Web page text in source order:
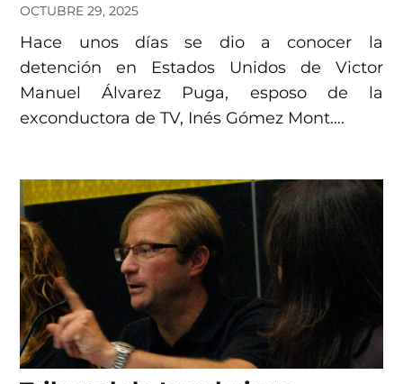
OCTUBRE 29, 2025
Hace unos días se dio a conocer la
detención en Estados Unidos de Victor
Manuel Álvarez Puga, esposo de la
exconductora de TV, Inés Gómez Mont….